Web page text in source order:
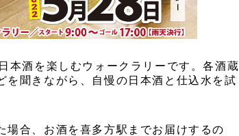
本酒を楽しむウォークラリーです。各酒蔵
を聞きながら、自慢の日本酒と仕込水を試
場合、お酒を喜多方駅までお届けするの